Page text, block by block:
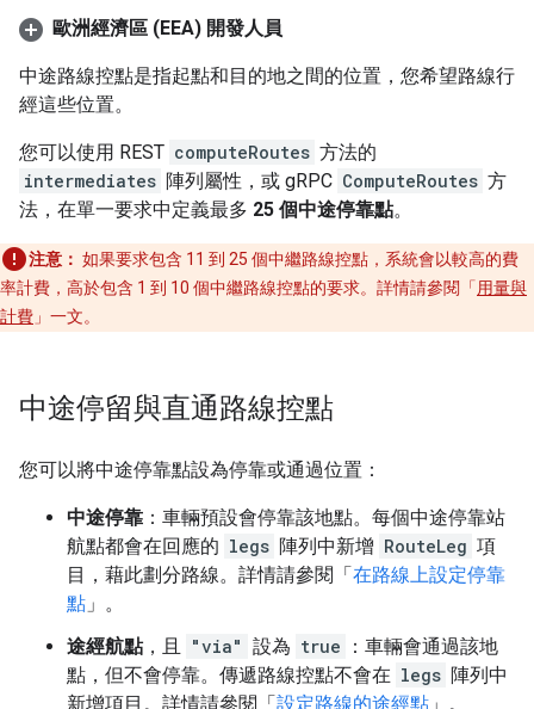
歐洲經濟區 (EEA) 開發人員
中途路線控點是指起點和目的地之間的位置，您希望路線行
經這些位置。
您可以使用 REST computeRoutes 方法的
intermediates 陣列屬性，或 gRPC ComputeRoutes 方
法，在單一要求中定義最多 25 個中途停靠點。
注意： 如果要求包含 11 到 25 個中繼路線控點，系統會以較高的費
率計費，高於包含 1 到 10 個中繼路線控點的要求。詳情請參閱「 用量與
計費 」一文。
中途停留與直通路線控點
您可以將中途停靠點設為停靠或通過位置：
中途停靠 ：車輛預設會停靠該地點。每個中途停靠站
航點都會在回應的 legs 陣列中新增 RouteLeg 項
目，藉此劃分路線。詳情請參閱「在路線上設定停靠
點 」。
途經航點，且 "via" 設為 true
：車輛會通過該地
點，但不會停靠。傳遞路線控點不會在 legs 陣列中
新增項目。詳情請參閱「設定路線的途經點 」。